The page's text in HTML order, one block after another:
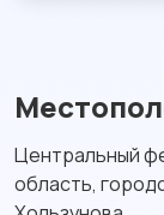
Центральный
область,